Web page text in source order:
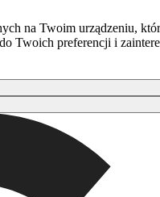
na Twoim urządzeniu,
Twoich preferencji i